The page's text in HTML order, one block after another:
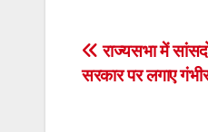
Post
राज्यसभा में
सरकार पर लगाए